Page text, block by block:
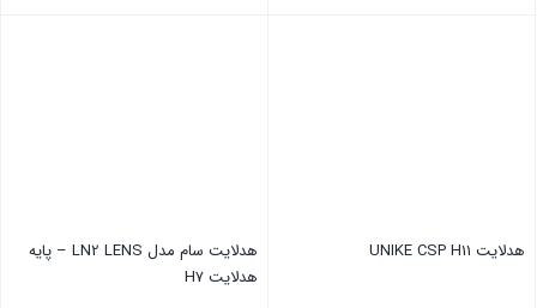
هدلایت UNIKE CSP H11
هدلایت سام مدل LN2 LENS – پایه
هدلایت H7